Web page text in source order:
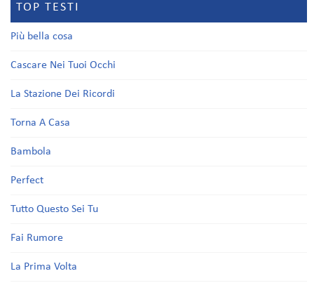
TOP TESTI
Più bella cosa
Cascare Nei Tuoi Occhi
La Stazione Dei Ricordi
Torna A Casa
Bambola
Perfect
Tutto Questo Sei Tu
Fai Rumore
La Prima Volta